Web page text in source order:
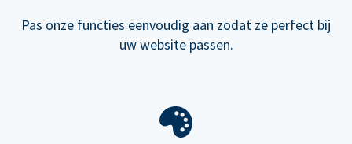
Pas onze functies eenvoudig aan zodat ze perfect bij
uw website passen.